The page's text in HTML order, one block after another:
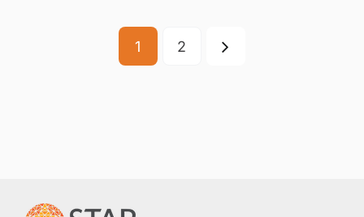
1 2